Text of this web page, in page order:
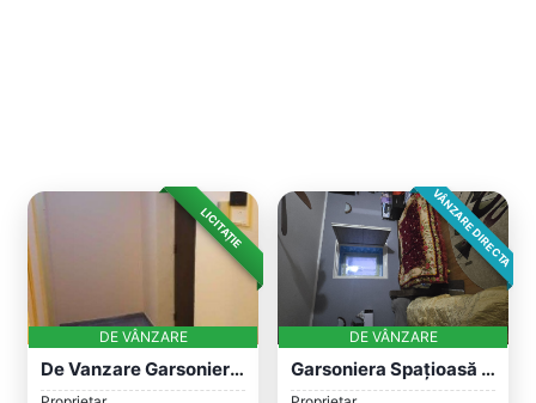
LICITAȚIE
DE VÂNZARE
De Vanzare Garsoniera Zona Panduri, Mobi...
VÂNZARE DIRECTA
DE VÂNZARE
Garsoniera Spațioasă Bună Pentru Investi...